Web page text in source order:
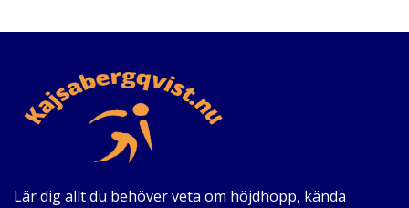
Lär dig allt du behöver veta om höjdhopp, kända